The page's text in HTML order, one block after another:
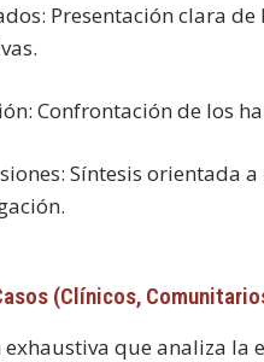
Presentación clara
Confrontación de los
Síntesis orientada
(Clínicos,
que analiza la